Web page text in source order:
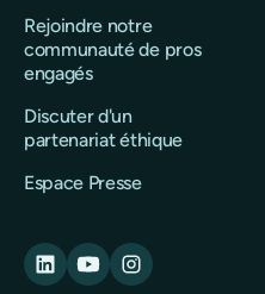
Rejoindre notre
communauté de pros
engagés
Discuter d'un
partenariat éthique
Espace Presse